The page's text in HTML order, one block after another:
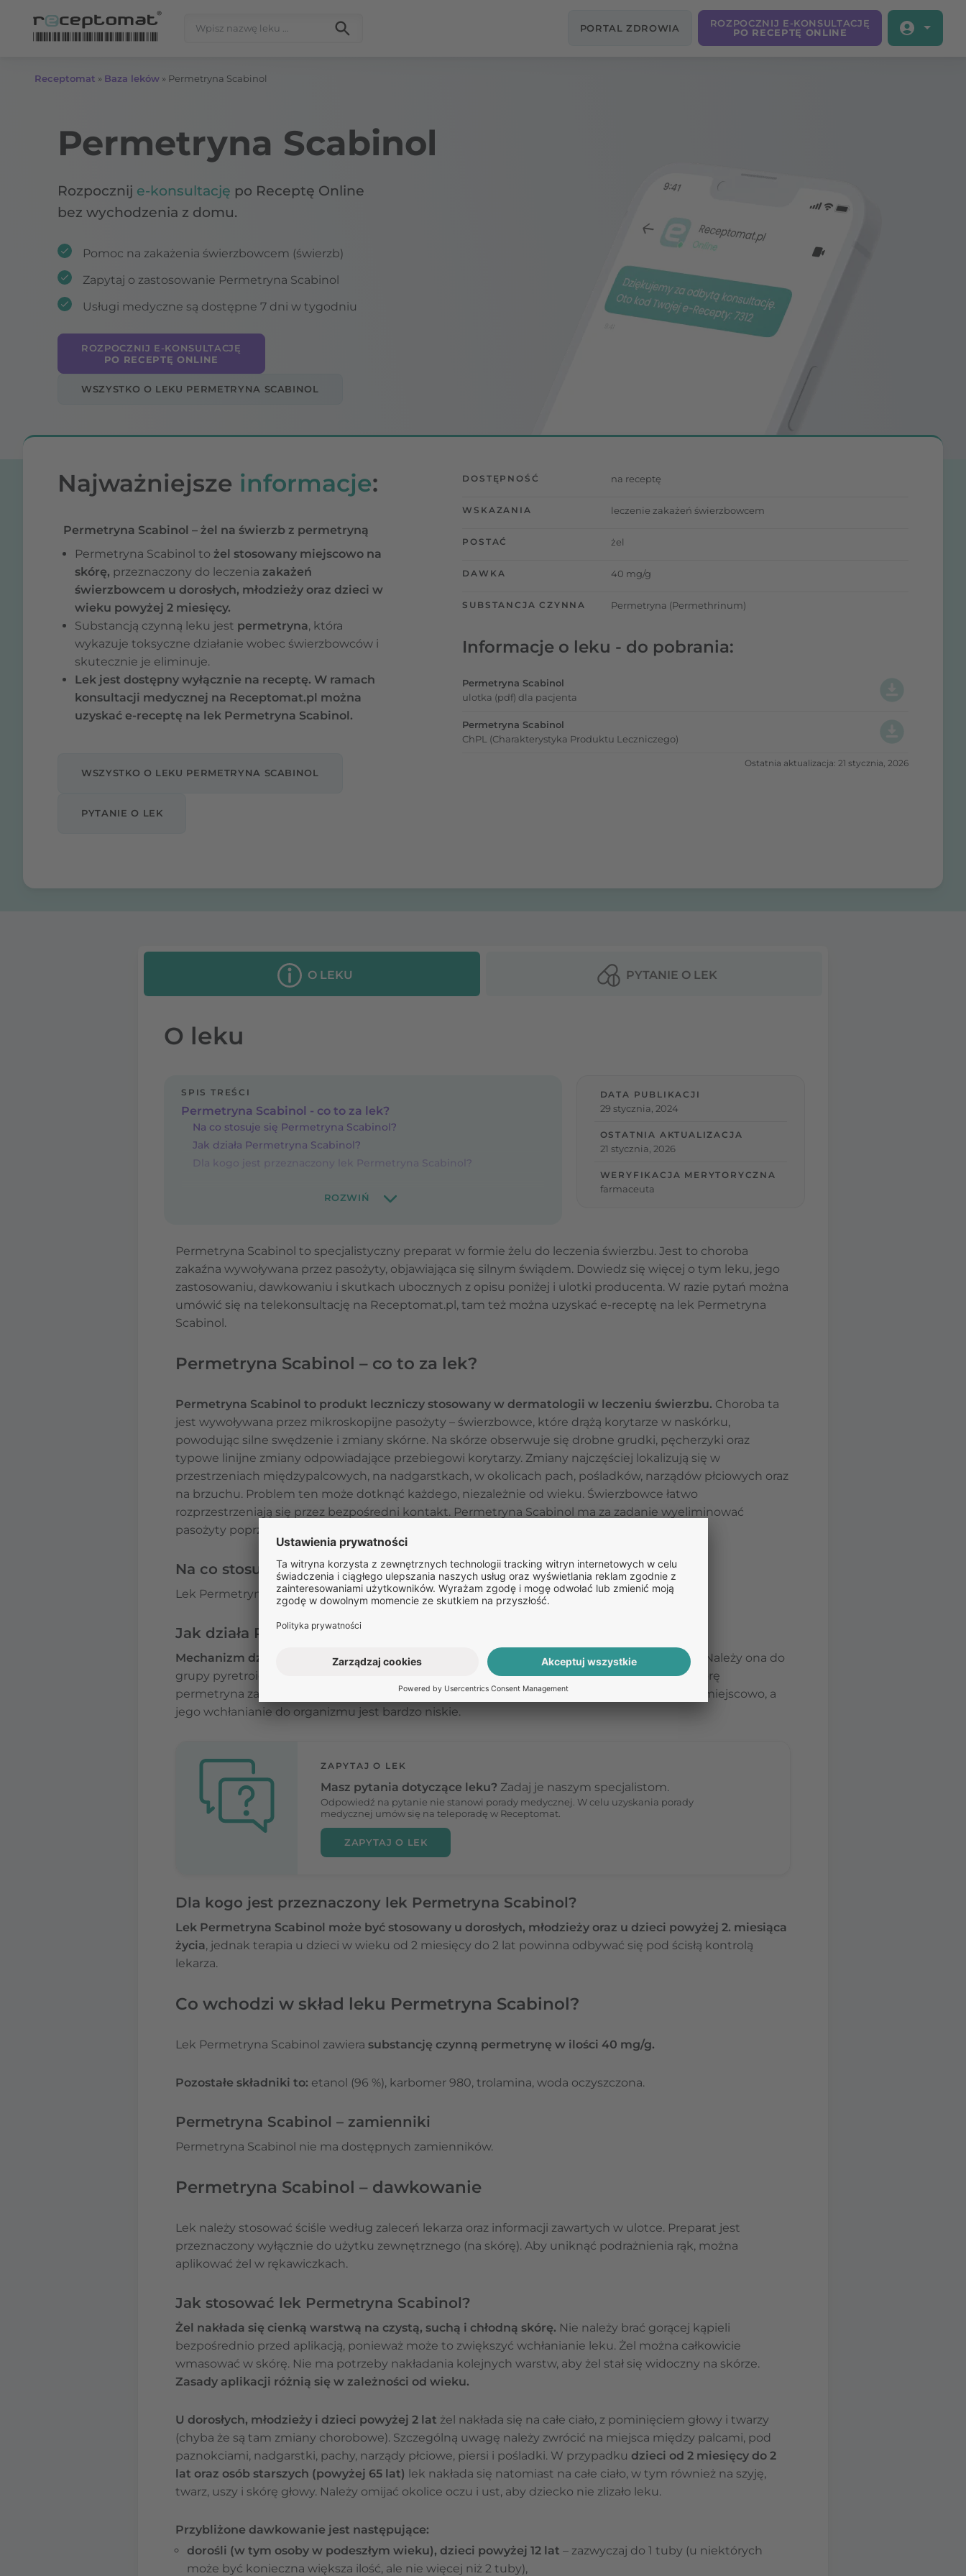
PORTAL ZDROWIA
ROZPOCZNIJ E-KONSULTACJĘ
PO RECEPTĘ ONLINE
Receptomat » Baza leków » Permetryna Scabinol
Permetryna Scabinol
Rozpocznij e-konsultację po Receptę Online
bez wychodzenia z domu.
Pomoc na zakażenia świerzbowcem (świerzb)
Zapytaj o zastosowanie Permetryna Scabinol
Usługi medyczne są dostępne 7 dni w tygodniu
ROZPOCZNIJ E-KONSULTACJĘ
PO RECEPTĘ ONLINE
WSZYSTKO O LEKU PERMETRYNA SCABINOL
Najważniejsze informacje:
Permetryna Scabinol – żel na świerzb z permetryną
Permetryna Scabinol to żel stosowany miejscowo na
skórę, przeznaczony do leczenia zakażeń
świerzbowcem u dorosłych, młodzieży oraz dzieci w
wieku powyżej 2 miesięcy.
Substancją czynną leku jest permetryna, która
wykazuje toksyczne działanie wobec świerzbowców i
skutecznie je eliminuje.
Lek jest dostępny wyłącznie na receptę. W ramach
konsultacji medycznej na Receptomat.pl można
uzyskać e-receptę na lek Permetryna Scabinol.
WSZYSTKO O LEKU PERMETRYNA SCABINOL
PYTANIE O LEK
DOSTĘPNOŚĆ na receptę
WSKAZANIA leczenie zakażeń świerzbowcem
POSTAĆ żel
DAWKA 40 mg/g
SUBSTANCJA CZYNNA Permetryna (Permethrinum)
Informacje o leku - do pobrania:
Permetryna Scabinol
ulotka (pdf) dla pacjenta
Permetryna Scabinol
ChPL (Charakterystyka Produktu Leczniczego)
Ostatnia aktualizacja: 21 stycznia, 2026
O LEKU PYTANIE O LEK
O leku
SPIS TREŚCI
Permetryna Scabinol - co to za lek?
Na co stosuje się Permetryna Scabinol?
Jak działa Permetryna Scabinol?
Dla kogo jest przeznaczony lek Permetryna Scabinol?
DATA PUBLIKACJI
29 stycznia, 2024
OSTATNIA AKTUALIZACJA
21 stycznia, 2026
WERYFIKACJA MERYTORYCZNA
farmaceuta
Permetryna Scabinol to specjalistyczny preparat w formie żelu do leczenia świerzbu. Jest to choroba
zakaźna wywoływana przez pasożyty, objawiająca się silnym świądem. Dowiedz się więcej o tym leku, jego
zastosowaniu, dawkowaniu i skutkach ubocznych z opisu poniżej i ulotki producenta. W razie pytań można
umówić się na telekonsultację na Receptomat.pl, tam też można uzyskać e-receptę na lek Permetryna
Scabinol.
Permetryna Scabinol – co to za lek?
Permetryna Scabinol to produkt leczniczy stosowany w dermatologii w leczeniu świerzbu. Choroba ta
jest wywoływana przez mikroskopijne pasożyty – świerzbowce, które drążą korytarze w naskórku,
powodując silne swędzenie i zmiany skórne. Na skórze obserwuje się drobne grudki, pęcherzyki oraz
typowe linijne zmiany odpowiadające przebiegowi korytarzy. Zmiany najczęściej lokalizują się w
przestrzeniach międzypalcowych, na nadgarstkach, w okolicach pach, pośladków, narządów płciowych oraz
na brzuchu. Problem ten może dotknąć każdego, niezależnie od wieku. Świerzbowce łatwo
rozprzestrzeniają się przez bezpośredni kontakt. Permetryna Scabinol ma za zadanie wyeliminować
pasożyty poprzez przerwanie ich cyklu rozwojowego.
Na co stosuje się Permetryna Scabinol?
Lek Permetryna Scabinol jest wskazany doleczenia zakażeń świerzbowcem (świerzbu).
Jak działa Permetryna Scabinol?
Mechanizm działania leku opiera się na właściwościach substancji czynnej – permetryny
. Należy ona do
grupy pyretroidów i wykazuje działanie toksyczne wobec świerzbowców. Po nałożeniu na skórę
permetryna zabija pasożyty, co pozwala na wyleczenie infekcji. Warto pamiętać, że lek działa miejscowo, a
jego wchłanianie do organizmu jest bardzo niskie.
ZAPYTAJ O LEK
Masz pytania dotyczące leku? Zadaj je naszym specjalistom.
Odpowiedź na pytanie nie stanowi porady medycznej. W celu uzyskania porady
medycznej umów się na teleporadę w Receptomat.
ZAPYTAJ O LEK
Dla kogo jest przeznaczony lek Permetryna Scabinol?
Lek Permetryna Scabinol może być stosowany u dorosłych, młodzieży oraz u dzieci powyżej 2. miesiąca
życia, jednak terapia u dzieci w wieku od 2 miesięcy do 2 lat powinna odbywać się pod ścisłą kontrolą
lekarza.
Co wchodzi w skład leku Permetryna Scabinol?
Lek Permetryna Scabinol zawiera substancję czynną permetrynę w ilości 40 mg/g.
Pozostałe składniki to: etanol (96 %), karbomer 980, trolamina, woda oczyszczona.
Permetryna Scabinol – zamienniki
Permetryna Scabinol nie ma dostępnych zamienników.
Permetryna Scabinol – dawkowanie
Lek należy stosować ściśle według zaleceń lekarza oraz informacji zawartych w ulotce. Preparat jest
przeznaczony wyłącznie do użytku zewnętrznego (na skórę). Aby uniknąć podrażnienia rąk, można
aplikować żel w rękawiczkach.
Jak stosować lek Permetryna Scabinol?
Żel nakłada się cienką warstwą na czystą, suchą i chłodną skórę. Nie należy brać gorącej kąpieli
bezpośrednio przed aplikacją, ponieważ może to zwiększyć wchłanianie leku. Żel można całkowicie
wmasować w skórę. Nie ma potrzeby nakładania kolejnych warstw, aby żel stał się widoczny na skórze.
Zasady aplikacji różnią się w zależności od wieku.
U dorosłych, młodzieży i dzieci powyżej 2 lat żel nakłada się na całe ciało, z pominięciem głowy i twarzy
(chyba że są tam zmiany chorobowe). Szczególną uwagę należy zwrócić na miejsca między palcami, pod
paznokciami, nadgarstki, pachy, narządy płciowe, piersi i pośladki. W przypadku dzieci od 2 miesięcy do 2
lat oraz osób starszych (powyżej 65 lat) lek nakłada się natomiast na całe ciało, w tym również na szyję,
twarz, uszy i skórę głowy. Należy omijać okolice oczu i ust, aby dziecko nie zlizało leku.
Przybliżone dawkowanie jest następujące:
dorośli (w tym osoby w podeszłym wieku), dzieci powyżej 12 lat – zazwyczaj do 1 tuby (u niektórych
może być konieczna większa ilość, ale nie więcej niż 2 tuby),